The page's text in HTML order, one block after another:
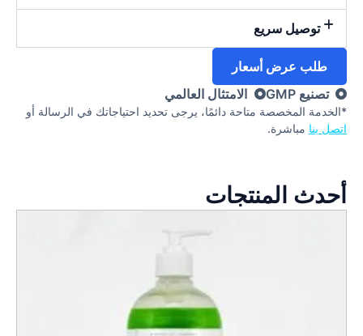
توصيل سريع
طلب عرض أسعار
تصنيع GMP
الامتثال العالمي
*الخدمة المخصصة متاحة دائمًا، يرجى تحديد احتياجاتك في الرسالة أو
اتصل بنا مباشرة.
أحدث المنتجات